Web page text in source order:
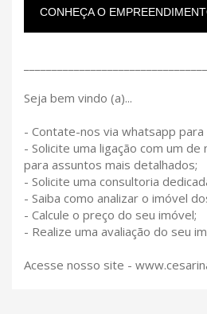
CONHEÇA O
Seja bem vindo (a)...
- Contate-nos via whatsapp
- Solicite uma ligação com um
para assuntos mais detalhados;
- Solicite uma consultoria
- Saiba como analizar o imóvel
- Calcule o preço do seu imóvel;
- Realize uma avaliação do seu
Acesse nosso site -